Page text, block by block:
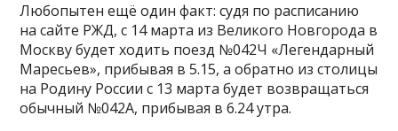
Любопытен ещё один факт: судя по расписанию
на сайте РЖД, с 14 марта из Великого Новгорода в
Москву будет ходить поезд №042Ч «Легендарный
Маресьев», прибывая в 5.15, а обратно из столицы
на Родину России с 13 марта будет возвращаться
обычный №042А, прибывая в 6.24 утра.